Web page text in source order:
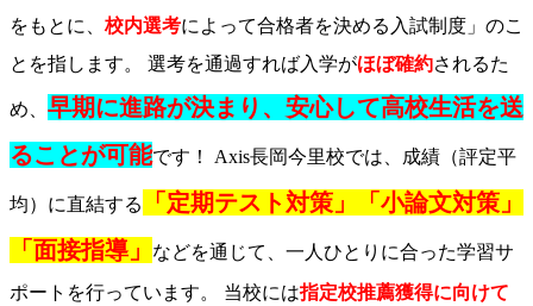
をもとに、 校内選考によって合格者を決める入試制度」のこ
とを指します。 選考を通過すれば入学がほぼ確約されるた
め、 早期に進路が決まり、安心して高校生活を送
ることが可能です！ Axis長岡今里校では、成績（評定平
均）に直結する
「定期テスト対策」「小論文対策」
「面接指導」
などを通じて、一人ひとりに合った学習サ
ポートを行っています。 当校には指定校推薦獲得に向けて